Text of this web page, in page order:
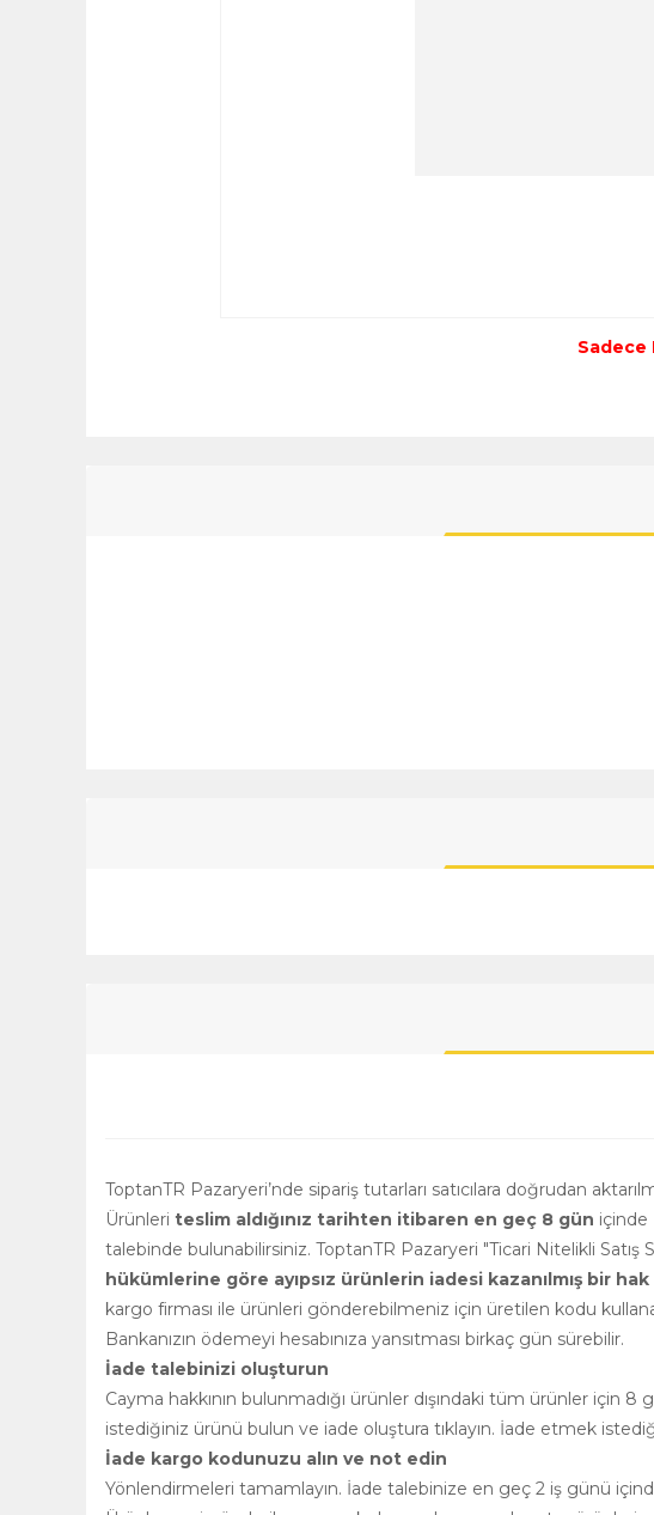
Sadece
ToptanTR Pazaryeri’nde sipariş tutarları satıcılara doğrudan
Ürünleri teslim aldığınız tarihten itibaren en geç 8 gün içinde
talebinde bulunabilirsiniz. ToptanTR Pazaryeri "Ticari Nitelikli
hükümlerine göre ayıpsız ürünlerin iadesi kazanılmış bir
kargo firması ile ürünleri gönderebilmeniz için üretilen kodu
Bankanızın ödemeyi hesabınıza yansıtması birkaç gün sürebilir.
İade talebinizi oluşturun
Cayma hakkının bulunmadığı ürünler dışındaki tüm ürünler için
istediğiniz ürünü bulun ve iade oluştura tıklayın. İade etmek
İade kargo kodunuzu alın ve not edin
Yönlendirmeleri tamamlayın. İade talebinize en geç 2 iş günü